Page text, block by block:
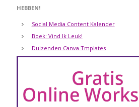
HEBBEN!
Social Media Content Kalender
Boek: Vind Ik Leuk!
Duizenden Canva Tmplates